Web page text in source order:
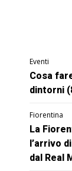
Eventi
Cosa
dintorni
Fiorentina
La
l’arrivo
dal Real